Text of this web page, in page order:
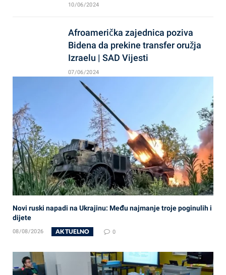
10/06/2024
Afroamerička zajednica poziva
Bidena da prekine transfer oružja
Izraelu | SAD Vijesti
07/06/2024
Novi ruski napadi na Ukrajinu: Među najmanje troje poginulih i
dijete
08/08/2026 AKTUELNO 0